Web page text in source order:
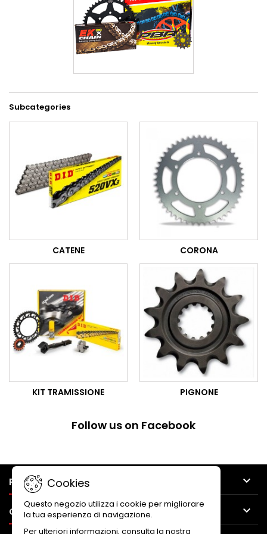
Subcategories
CATENE CORONA
KIT TRAMISSIONE PIGNONE
Follow us on Facebook
PRODUCTS 
OUR COMPANY 
Cookies
Questo negozio utilizza i cookie per migliorare
la tua esperienza di navigazione.
Per ulteriori informazioni, consulta la nostra